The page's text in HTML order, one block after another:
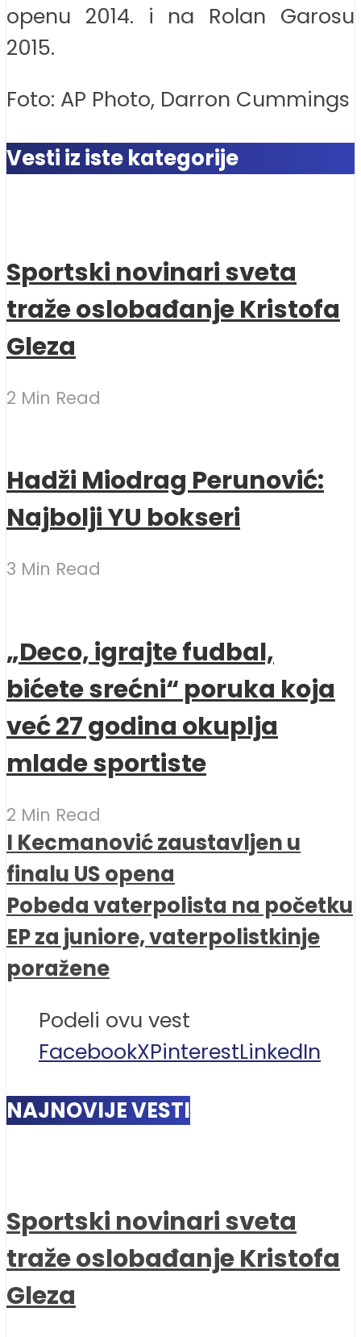
openu 2014. i na Rolan Garosu
2015.
Foto: AP Photo, Darron Cummings
Vesti iz iste kategorije
Sportski novinari sveta
traže oslobađanje Kristofa
Gleza
2 Min Read
Hadži Miodrag Perunović:
Najbolji YU bokseri
3 Min Read
„Deco, igrajte fudbal,
bićete srećni“ poruka koja
već 27 godina okuplja
mlade sportiste
2 Min Read
I Kecmanović zaustavljen u
finalu US opena
Pobeda vaterpolista na početku
EP za juniore, vaterpolistkinje
poražene
Podeli ovu vest
FacebookXPinterestLinkedIn
NAJNOVIJE VESTI
Sportski novinari sveta
traže oslobađanje Kristofa
Gleza